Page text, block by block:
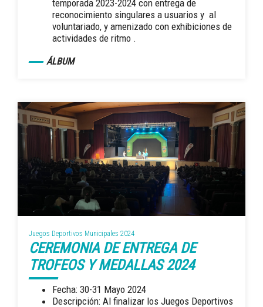
temporada 2023-2024 con entrega de
reconocimiento singulares a usuarios y al
voluntariado, y amenizado con exhibiciones de
actividades de ritmo .
ÁLBUM
Juegos Deportivos Municipales 2024
CEREMONIA DE ENTREGA DE
TROFEOS Y MEDALLAS 2024
Fecha: 30-31 Mayo 2024
Descripción: Al finalizar los Juegos Deportivos